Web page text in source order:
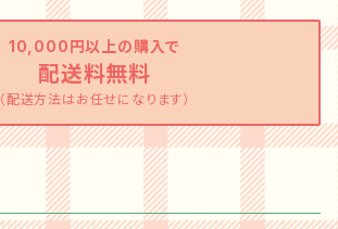
10,000円以上の購入で
配送料無料
（配送方法はお任せになります）